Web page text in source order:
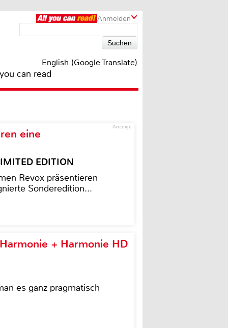
Anmelden
English (Google Translate)
can read
Anzeige
eine
EDITION
Revox präsentieren
Sonderedition...
+ Harmonie HD
es ganz pragmatisch